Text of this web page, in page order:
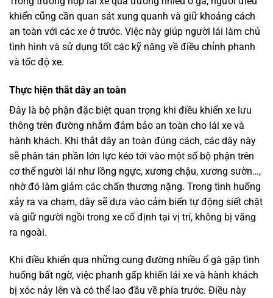
khiển cũng cần quan sát xung quanh và giữ khoảng cách
an toàn với các xe ở trước. Việc này giúp người lái làm chủ
tình hình và sử dụng tốt các kỹ năng về điều chỉnh phanh
và tốc độ xe.
Thực hiện thắt dây an toàn
Đây là bộ phận đặc biệt quan trọng khi điều khiển xe lưu
thông trên đường nhằm đảm bảo an toàn cho lái xe và
hành khách. Khi thắt dây an toàn đúng cách, các dây này
sẽ phân tán phần lớn lực kéo tới vào một số bộ phận trên
cơ thể người lái như lồng ngực, xương chậu, xương sườn…,
nhờ đó làm giảm các chấn thương nặng. Trong tình huống
xảy ra va chạm, dây sẽ dựa vào cảm biến tự động siết chặt
và giữ người ngồi trong xe cố định tại vị trí, không bị văng
ra ngoài.
Khi điều khiển qua những cung đường nhiều ổ gà gặp tình
huống bất ngờ, việc phanh gấp khiến lái xe và hành khách
bị xóc nảy lên và có thể lao đầu về phía trước. Điều này